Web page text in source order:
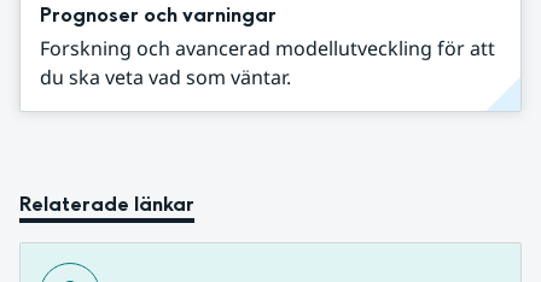
Prognoser och varningar
Forskning och avancerad modellutveckling för att
du ska veta vad som väntar.
Relaterade länkar